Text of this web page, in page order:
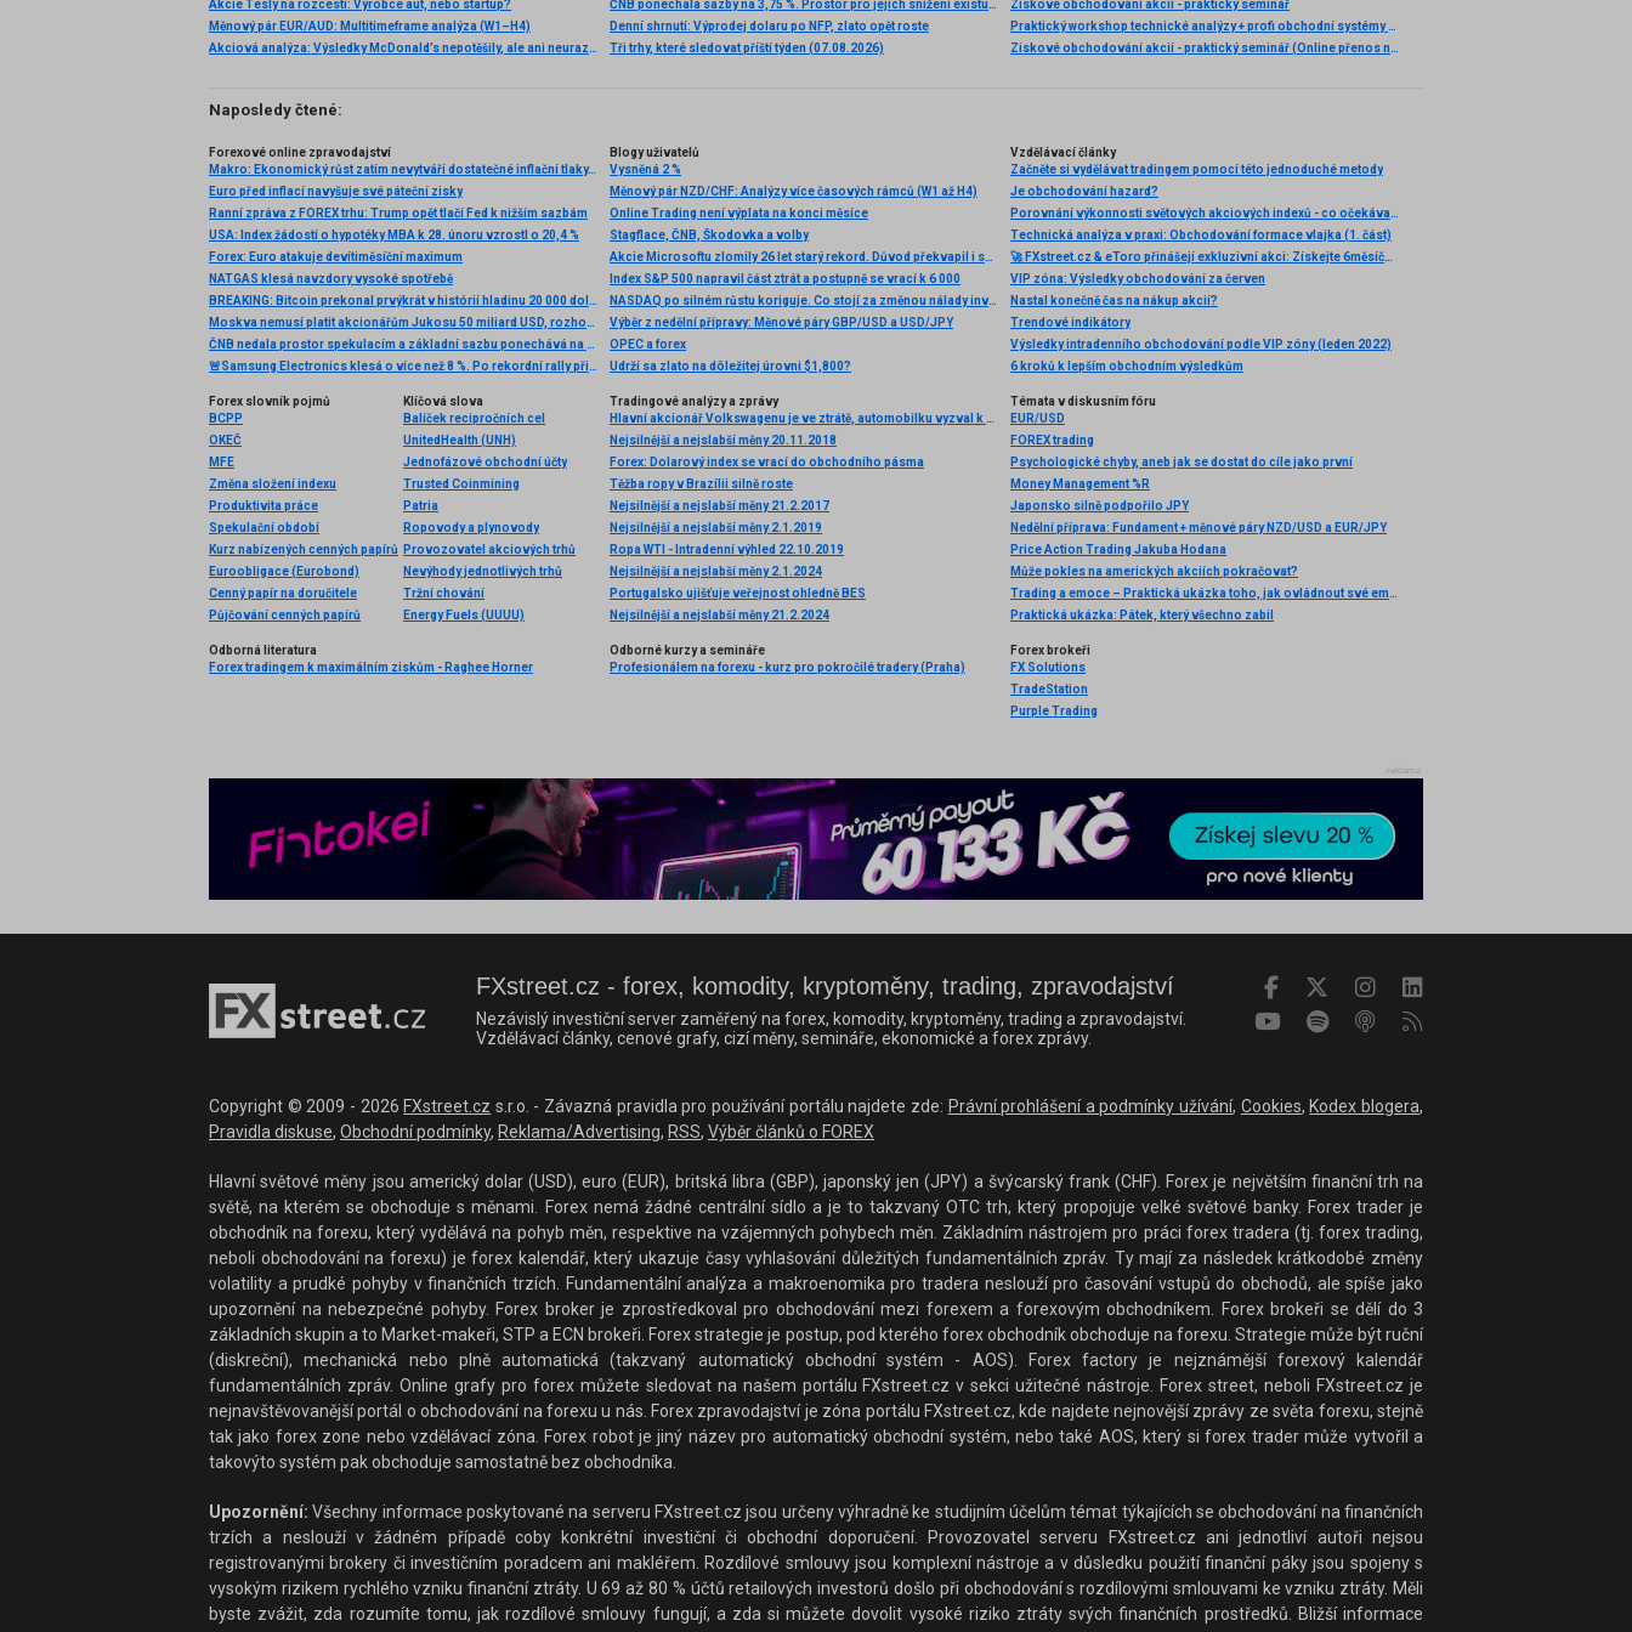
Akcie Tesly na rozcestí: Výrobce aut, nebo startup?
Měnový pár EUR/AUD: Multitimeframe analýza (W1–H4)
Akciová analýza: Výsledky McDonald’s nepotěšily, ale ani neurazily. Jakou vizi společnost prezentovala?
ČNB ponechala sazby na 3,75 %. Prostor pro jejich snížení existuje, pravděpodobnost je ale zatím malá
Denní shrnutí: Výprodej dolaru po NFP, zlato opět roste
Tři trhy, které sledovat příští týden (07.08.2026)
Ziskové obchodování akcií - praktický seminář
Praktický workshop technické analýzy + profi obchodní systémy (Záznam semináře)
Ziskové obchodování akcií - praktický seminář (Online přenos nebo osobní účast)
Naposledy čtené:
Forexové online zpravodajství
Makro: Ekonomický růst zatím nevytváří dostatečné inflační tlaky, ČNB
Euro před inflací navyšuje své páteční zisky
Ranní zpráva z FOREX trhu: Trump opět tlačí Fed k nižším sazbám
USA: Index žádostí o hypotéky MBA k 28. únoru vzrostl o 20,4 %
Forex: Euro atakuje devítiměsíční maximum
NATGAS klesá navzdory vysoké spotřebě
BREAKING: Bitcoin prekonal prvýkrát v histórií hladinu 20 000 dolárov
Moskva nemusí platit akcionářům Jukosu 50 miliard USD, rozhodl soud v Haagu
ČNB nedala prostor spekulacím a základní sazbu ponechává na 7 %
🚨Samsung Electronics klesá o více než 8 %. Po rekordní rally přišel výběr zisků 📉
Blogy uživatelů
Vysněná 2 %
Měnový pár NZD/CHF: Analýzy více časových rámců (W1 až H4)
Online Trading není výplata na konci měsíce
Stagflace, ČNB, Škodovka a volby
Akcie Microsoftu zlomily 26 let starý rekord. Důvod překvapil i samotné investory
Index S&P 500 napravil část ztrát a postupně se vrací k 6 000
NASDAQ po silném růstu koriguje. Co stojí za změnou nálady investorů?
Výběr z nedělní přípravy: Měnové páry GBP/USD a USD/JPY
OPEC a forex
Udrží sa zlato na dôležitej úrovni $1,800?
Vzdělávací články
Začněte si vydělávat tradingem pomocí této jednoduché metody
Je obchodování hazard?
Porovnání výkonnosti světových akciových indexů - co očekávat do budoucna?
Technická analýza v praxi: Obchodování formace vlajka (1. část)
🚀 FXstreet.cz & eToro přinášejí exkluzivní akci: Získejte 6měsíční členství ve VIP zóně ZDARMA
VIP zóna: Výsledky obchodování za červen
Nastal konečně čas na nákup akcií?
Trendové indikátory
Výsledky intradenního obchodování podle VIP zóny (leden 2022)
6 kroků k lepším obchodním výsledkům
Forex slovník pojmů
BCPP
OKEČ
MFE
Změna složení indexu
Produktivita práce
Spekulační období
Kurz nabízených cenných papírů
Euroobligace (Eurobond)
Cenný papír na doručitele
Půjčování cenných papírů
Klíčová slova
Balíček recipročních cel
UnitedHealth (UNH)
Jednofázové obchodní účty
Trusted Coinmining
Patria
Ropovody a plynovody
Provozovatel akciových trhů
Nevýhody jednotlivých trhů
Tržní chování
Energy Fuels (UUUU)
Tradingové analýzy a zprávy
Hlavní akcionář Volkswagenu je ve ztrátě, automobilku vyzval k rychlým opatřením
Nejsilnější a nejslabší měny 20.11.2018
Forex: Dolarový index se vrací do obchodního pásma
Těžba ropy v Brazílii silně roste
Nejsilnější a nejslabší měny 21.2.2017
Nejsilnější a nejslabší měny 2.1.2019
Ropa WTI - Intradenní výhled 22.10.2019
Nejsilnější a nejslabší měny 2.1.2024
Portugalsko ujišťuje veřejnost ohledně BES
Nejsilnější a nejslabší měny 21.2.2024
Témata v diskusním fóru
EUR/USD
FOREX trading
Psychologické chyby, aneb jak se dostat do cíle jako první
Money Management %R
Japonsko silně podpořilo JPY
Nedělní příprava: Fundament + měnové páry NZD/USD a EUR/JPY
Price Action Trading Jakuba Hodana
Může pokles na amerických akciích pokračovat?
Trading a emoce – Praktická ukázka toho, jak ovládnout své emoce
Praktická ukázka: Pátek, který všechno zabil
Odborná literatura
Forex tradingem k maximálním ziskům - Raghee Horner
Odborné kurzy a semináře
Profesionálem na forexu - kurz pro pokročilé tradery (Praha)
Forex brokeři
FX Solutions
TradeStation
Purple Trading
reklama
FXstreet.cz - forex, komodity, kryptoměny, trading, zpravodajství
Nezávislý investiční server zaměřený na forex, komodity, kryptoměny, trading a zpravodajství.
Vzdělávací články, cenové grafy, cizí měny, semináře, ekonomické a forex zprávy.
Copyright © 2009 - 2026 FXstreet.cz s.r.o. - Závazná pravidla pro používání portálu najdete zde: Právní prohlášení a podmínky užívání, Cookies, Kodex blogera,
Pravidla diskuse, Obchodní podmínky, Reklama/Advertising, RSS, Výběr článků o FOREX
Hlavní světové měny jsou americký dolar (USD), euro (EUR), britská libra (GBP), japonský jen (JPY) a švýcarský frank (CHF). Forex je největším finanční trh na
světě, na kterém se obchoduje s měnami. Forex nemá žádné centrální sídlo a je to takzvaný OTC trh, který propojuje velké světové banky. Forex trader je
obchodník na forexu, který vydělává na pohyb měn, respektive na vzájemných pohybech měn. Základním nástrojem pro práci forex tradera (tj. forex trading,
neboli obchodování na forexu) je forex kalendář, který ukazuje časy vyhlašování důležitých fundamentálních zpráv. Ty mají za následek krátkodobé změny
volatility a prudké pohyby v finančních trzích. Fundamentální analýza a makroenomika pro tradera neslouží pro časování vstupů do obchodů, ale spíše jako
upozornění na nebezpečné pohyby. Forex broker je zprostředkoval pro obchodování mezi forexem a forexovým obchodníkem. Forex brokeři se dělí do 3
základních skupin a to Market-makeři, STP a ECN brokeři. Forex strategie je postup, pod kterého forex obchodník obchoduje na forexu. Strategie může být ruční
(diskreční), mechanická nebo plně automatická (takzvaný automatický obchodní systém - AOS). Forex factory je nejznámější forexový kalendář
fundamentálních zpráv. Online grafy pro forex můžete sledovat na našem portálu FXstreet.cz v sekci užitečné nástroje. Forex street, neboli FXstreet.cz je
nejnavštěvovanější portál o obchodování na forexu u nás. Forex zpravodajství je zóna portálu FXstreet.cz, kde najdete nejnovější zprávy ze světa forexu, stejně
tak jako forex zone nebo vzdělávací zóna. Forex robot je jiný název pro automatický obchodní systém, nebo také AOS, který si forex trader může vytvořil a
takovýto systém pak obchoduje samostatně bez obchodníka.
Upozornění: Všechny informace poskytované na serveru FXstreet.cz jsou určeny výhradně ke studijním účelům témat týkajících se obchodování na finančních
trzích a neslouží v žádném případě coby konkrétní investiční či obchodní doporučení. Provozovatel serveru FXstreet.cz ani jednotliví autoři nejsou
registrovanými brokery či investičním poradcem ani makléřem. Rozdílové smlouvy jsou komplexní nástroje a v důsledku použití finanční páky jsou spojeny s
vysokým rizikem rychlého vzniku finanční ztráty. U 69 až 80 % účtů retailových investorů došlo při obchodování s rozdílovými smlouvami ke vzniku ztráty. Měli
byste zvážit, zda rozumíte tomu, jak rozdílové smlouvy fungují, a zda si můžete dovolit vysoké riziko ztráty svých finančních prostředků. Bližší informace